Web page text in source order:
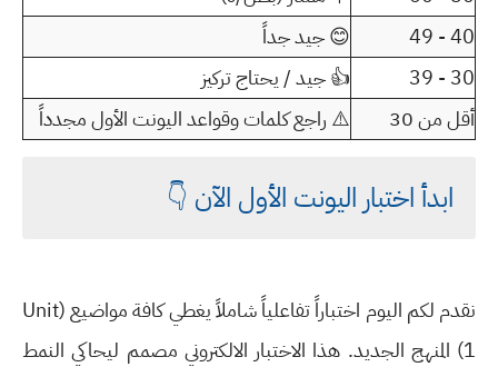
40 - 49
😊 جيد جداً
30 - 39
👍 جيد / يحتاج تركيز
أقل من 30
⚠️ راجع كلمات وقواعد اليونت الأول مجدداً
ابدأ اختبار اليونت الأول الآن 👇
نقدم لكم اليوم اختباراً تفاعلياً شاملاً يغطي كافة مواضيع (Unit
1) المنهج الجديد. هذا الاختبار الالكتروني مصمم ليحاكي النمط